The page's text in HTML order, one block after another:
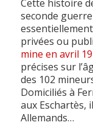
Cette histoire
seconde
privées ou
mine en avril
précises sur
des 102
Domiciliés à
aux Eschartès,
Allemands…